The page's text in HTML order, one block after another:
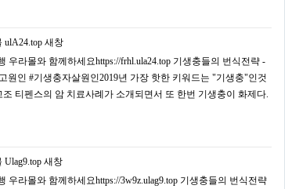
ulA24.top 새창
라몰와 함께하세요https://frhl.ula24.top 기생충들의 번식전략 -
인 #기생충자살원인2019년 가장 핫한 키워드는 "기생충"인것
티펜스의 암 치료사례가 소개되면서 또 한번 기생충이 화제다.
새창
라몰와 함께하세요https://3w9z.ulag9.top 기생충들의 번식전략